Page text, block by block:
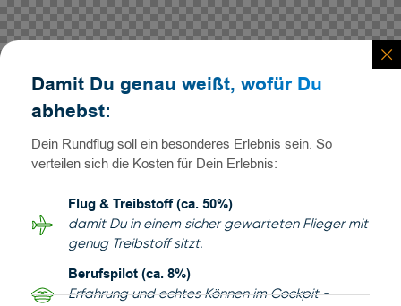
Damit Du genau weißt, wofür Du
abhebst:
Dein Rundflug soll ein besonderes Erlebnis sein. So
verteilen sich die Kosten für Dein Erlebnis:
Flug & Treibstoff (ca. 50%)
damit Du in einem sicher gewarteten Flieger mit
genug Treibstoff sitzt.
Berufspilot (ca. 8%)
Erfahrung und echtes Können im Cockpit -